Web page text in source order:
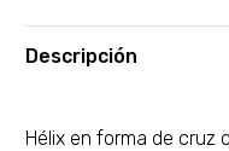
Descripción
Hélix en forma de cruz